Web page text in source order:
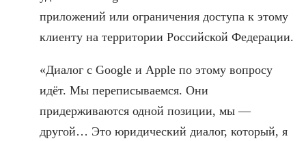
приложений или ограничения доступа к этому
клиенту на территории Российской Федерации.
«Диалог с Google и Apple по этому вопросу
идёт. Мы переписываемся. Они
придерживаются одной позиции, мы —
другой… Это юридический диалог, который, я